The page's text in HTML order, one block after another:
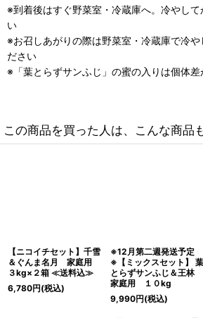
※到着後はすぐ野菜室・冷蔵庫へ。冷やして
い
※お召しあがりの際は野菜室・冷蔵庫で冷や
ださい
※「葉とらずサンふじ」の蜜の入りは個体差
この商品を買った人は、こんな商品
【ニコイチセット】千雪
＆ぐんま名月 家庭用
３kg×２箱 ≪送料込≫
6,780円(税込)
※12月第二週発送予定
※【ミックスセット】 葉
とらずサンふじ＆王林
家庭用 １０kg
9,990円(税込)